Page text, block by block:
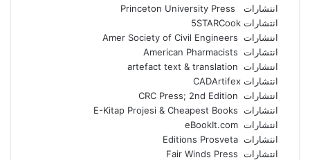
انتشارات Princeton University Press
انتشارات ‎ 5STARCook
انتشارات Amer Society of Civil Engineers
انتشارات American Pharmacists
انتشارات artefact text & translation
انتشارات ‎ CADArtifex
انتشارات CRC Press; 2nd Edition
انتشارات E-Kitap Projesi & Cheapest Books
انتشارات eBookIt.com
انتشارات Editions Prosveta
انتشارات Fair Winds Press